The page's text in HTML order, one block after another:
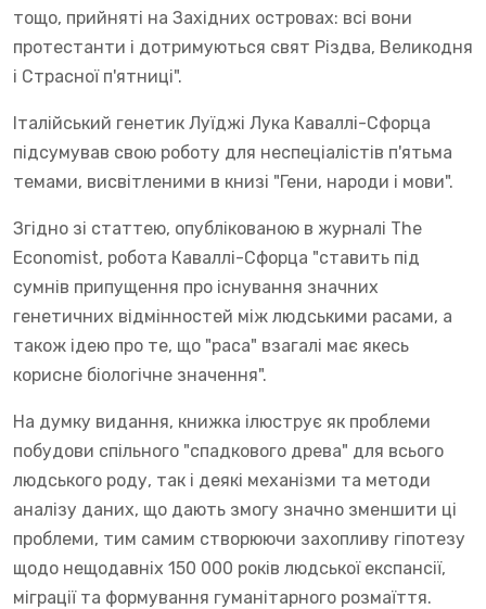
тощо, прийняті на Західних островах: всі вони
протестанти і дотримуються свят Різдва, Великодня
і Страсної п'ятниці".
Італійський генетик Луїджі Лука Каваллі-Сфорца
підсумував свою роботу для неспеціалістів п'ятьма
темами, висвітленими в книзі "Гени, народи і мови".
Згідно зі статтею, опублікованою в журналі The
Economist, робота Каваллі-Сфорца "ставить під
сумнів припущення про існування значних
генетичних відмінностей між людськими расами, а
також ідею про те, що "раса" взагалі має якесь
корисне біологічне значення".
На думку видання, книжка ілюструє як проблеми
побудови спільного "спадкового древа" для всього
людського роду, так і деякі механізми та методи
аналізу даних, що дають змогу значно зменшити ці
проблеми, тим самим створюючи захопливу гіпотезу
щодо нещодавніх 150 000 років людської експансії,
міграції та формування гуманітарного розмаїття.